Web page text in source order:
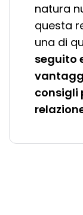
natura
questa
una di
seguito
consigli
relazione